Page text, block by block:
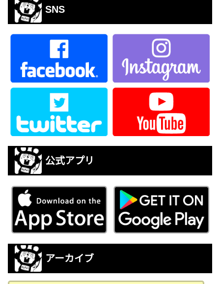
SNS
公式アプリ
アーカイブ